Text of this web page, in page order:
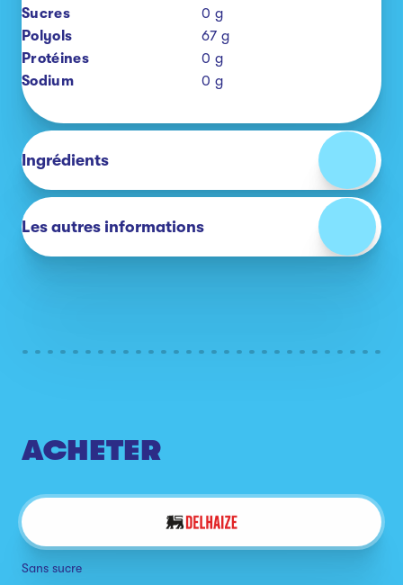
Sucres
0 g
Polyols
67 g
Protéines
0 g
Sodium
0 g
Ingrédients
Les autres informations
ACHETER
Sans sucre